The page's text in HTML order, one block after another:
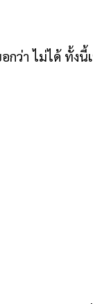
ว่า ไม่ได้ ทั้ง